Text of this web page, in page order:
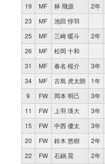
19
MF 林 飛源 2年
23
MF 池田 惇羽
25
MF 三崎 暖斗 2年
26
MF 松岡 十和
31
MF 春名 桜介 3年
34
MF 古島 虎太朗 1年
9
FW 岡本 明己 3年
11
FW 上羽 瑛大 3年
15
FW 中西 優太 3年
20
FW 鈴木 悠樹 2年
22
FW 石鍋 晃 2年